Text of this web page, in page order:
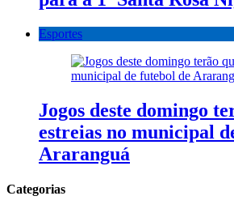
Esportes
Jogos deste domingo
estreias no municipal
Araranguá
Categorias